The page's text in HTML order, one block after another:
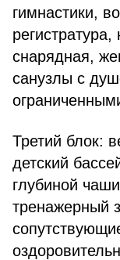
гимнастики,
регистратура,
снарядная,
санузлы с
Третий блок:
детский
глубиной
тренажерный